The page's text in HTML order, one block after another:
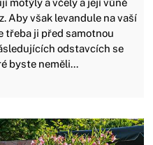
Aby však levandule na vaší
třeba ji před samotnou
odstavcích se
byste neměli...